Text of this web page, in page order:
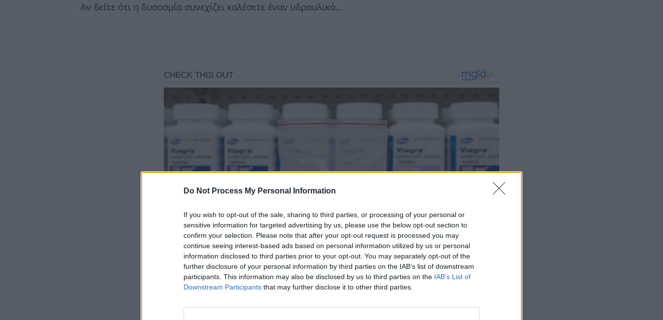
Do Not Process My Personal Information
If you wish to opt-out of the sale, sharing to third parties, or processing of your personal or
sensitive information for targeted advertising by us, please use the below opt-out section to
confirm your selection. Please note that after your opt-out request is processed you may
continue seeing interest-based ads based on personal information utilized by us or personal
information disclosed to third parties prior to your opt-out. You may separately opt-out of the
further disclosure of your personal information by third parties on the IAB’s list of downstream
participants. This information may also be disclosed by us to third parties on the IAB’s List of
Downstream Participants that may further disclose it to other third parties.
Αν δείτε ότι η δυσοσμία συνεχίζει καλέσετε έναν υδραυλικό…